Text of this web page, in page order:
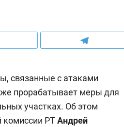
связанные с атаками
прорабатывает меры для
участках. Об этом
комиссии РТАндрей